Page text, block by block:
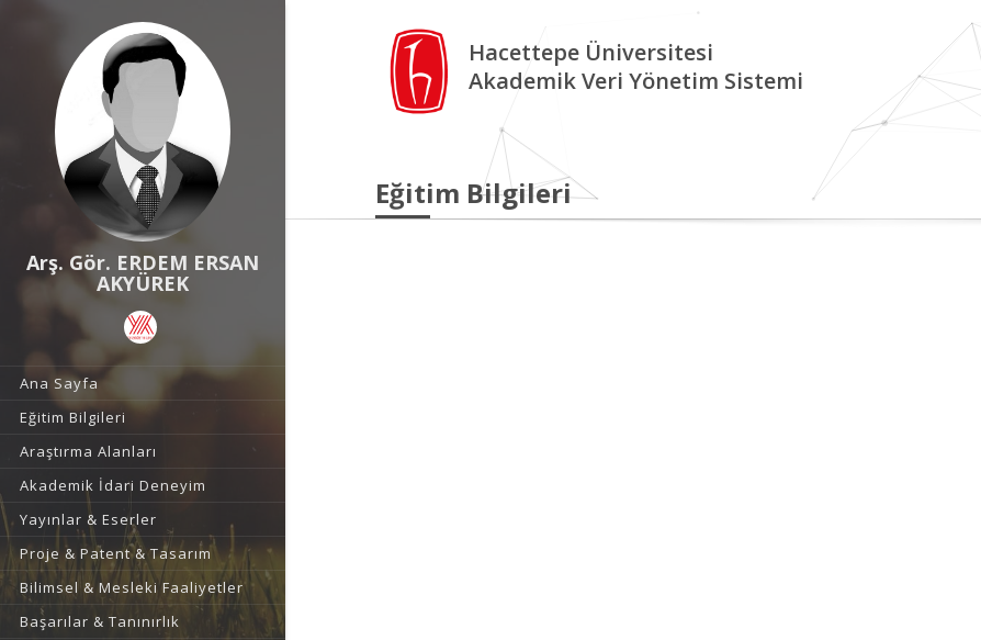
Arş. Gör. ERDEM ERSAN
AKYÜREK
Ana Sayfa
Eğitim Bilgileri
Araştırma Alanları
Akademik İdari Deneyim
Yayınlar & Eserler
Proje & Patent & Tasarım
Bilimsel & Mesleki Faaliyetler
Başarılar & Tanınırlık
Hacettepe Üniversitesi
Akademik Veri Yönetim Sistemi
Eğitim Bilgileri